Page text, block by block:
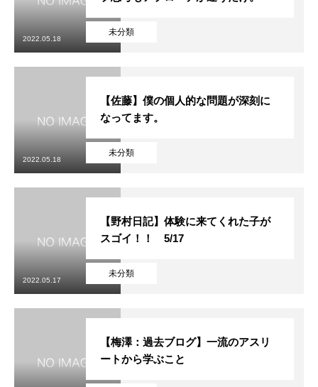
未分類
2022.05.18
未分類
【佐藤】僕の個人的な問題が深刻に
なってます。
2022.05.18
未分類
【野村日記】体験に来てくれた子が
スゴイ！！ 5/17
2022.05.17
【梅澤：過去ブログ】一流のアスリ
ートから学ぶこと